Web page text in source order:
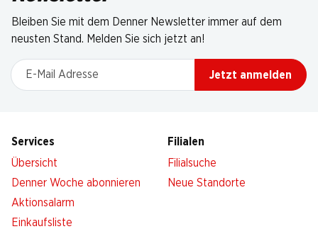
Bleiben Sie mit dem Denner Newsletter immer auf dem
neusten Stand. Melden Sie sich jetzt an!
E-Mail Adresse
Jetzt anmelden
Services
Übersicht
Denner Woche abonnieren
Aktionsalarm
Einkaufsliste
Filialen
Filialsuche
Neue Standorte